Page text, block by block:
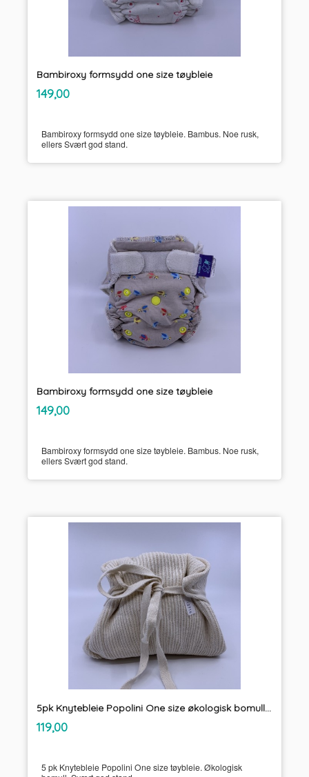
Bambiroxy formsydd one size tøybleie
Pris
149,00mva.
Bambiroxy formsydd one size tøybleie. Bambus. Noe rusk,
ellers Svært god stand.
Bambiroxy formsydd one size tøybleie
Pris
149,00mva.
Bambiroxy formsydd one size tøybleie. Bambus. Noe rusk,
ellers Svært god stand.
5pk Knytebleie Popolini One size økologisk bomull tøybleie
Pris
119,00mva.
5 pk Knytebleie Popolini One size tøybleie. Økologisk